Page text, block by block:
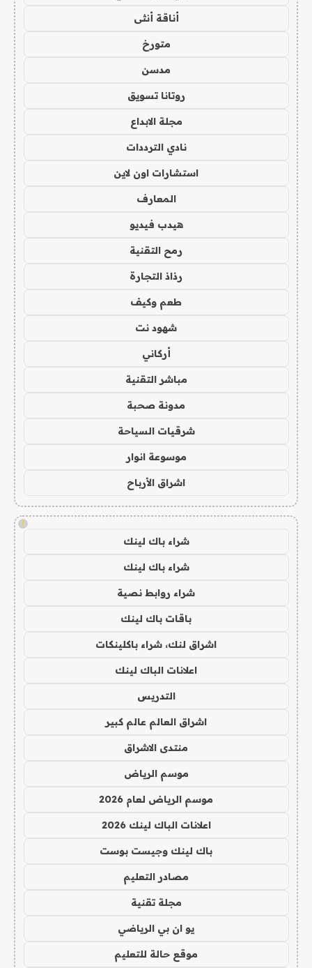
أناقة أنثى
متورخ
مدسن
روتانا تسويق
مجلة الابداع
نادي الترددات
استشارات اون لاين
المعارف
هيدب فيديو
رمح التقنية
رذاذ التجارة
طعم وكيف
شهود نت
أركاني
مباشر التقنية
مدونة صحبة
شرقيات السياحة
موسوعة انوار
اشراق الأرباح
!
شراء باك لينك
شراء باك لينك
شراء روابط نصية
باقات باك لينك
اشراق لنك، شراء باكلينكات
اعلانات الباك لينك
التدريس
اشراق العالم عالم كبير
منتدى الاشراق
موسم الرياض
موسم الرياض لعام 2026
اعلانات الباك لينك 2026
باك لينك وجيست بوست
مصادر التعليم
مجلة تقنية
يو ان بي الرياضي
موقع حالة للتعليم